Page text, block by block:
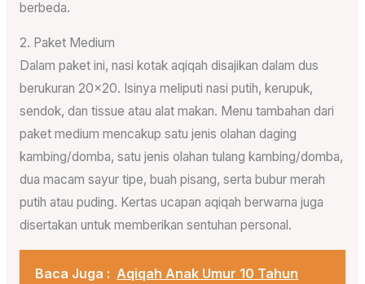
berbeda.
2. Paket Medium
Dalam paket ini, nasi kotak aqiqah disajikan dalam dus
berukuran 20×20. Isinya meliputi nasi putih, kerupuk,
sendok, dan tissue atau alat makan. Menu tambahan dari
paket medium mencakup satu jenis olahan daging
kambing/domba, satu jenis olahan tulang kambing/domba,
dua macam sayur tipe, buah pisang, serta bubur merah
putih atau puding. Kertas ucapan aqiqah berwarna juga
disertakan untuk memberikan sentuhan personal.
Baca Juga : Aqiqah Anak Umur 10 Tahun